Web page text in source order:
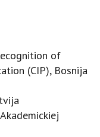
of
(CIP), Bosnija